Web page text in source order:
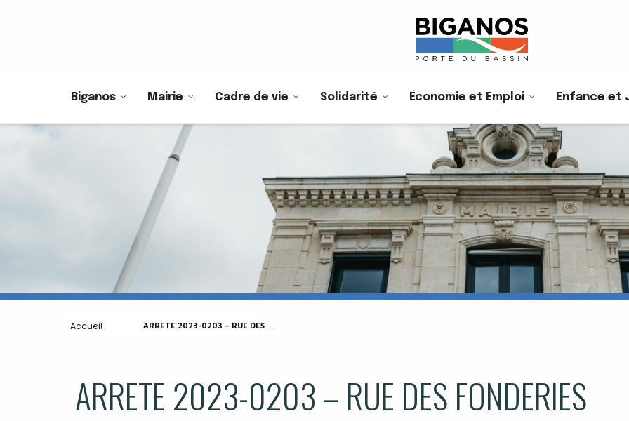
Biganos Mairie Cadre de vie Solidarité Économie et Emploi Enfance et
Accueil ARRETE 2023-0203 – RUE DES FONDERIES
ARRETE 2023-0203 – RUE DES FONDERIES